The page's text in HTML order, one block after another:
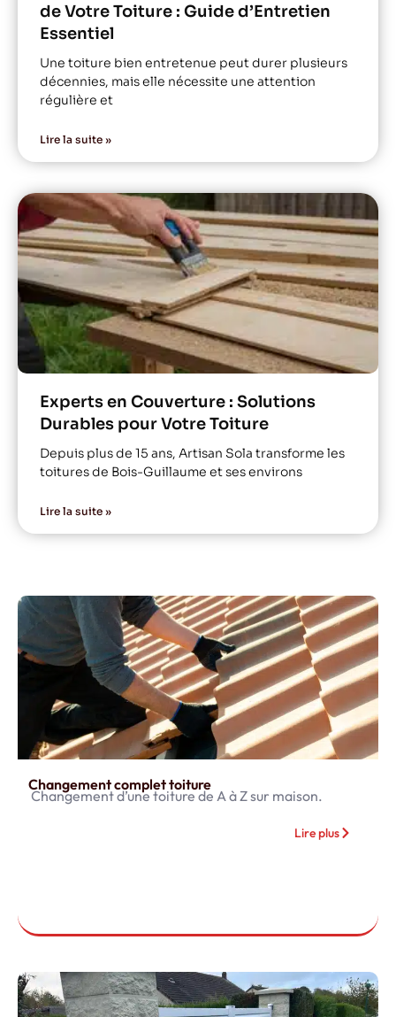
de Votre Toiture : Guide d’Entretien
Essentiel
Une toiture bien entretenue peut durer plusieurs
décennies, mais elle nécessite une attention
régulière et
Lire la suite »
Experts en Couverture : Solutions
Durables pour Votre Toiture
Depuis plus de 15 ans, Artisan Sola transforme les
toitures de Bois-Guillaume et ses environs
Lire la suite »
Changement complet toiture
Changement d’une toiture de A à Z sur maison.
Lire plus